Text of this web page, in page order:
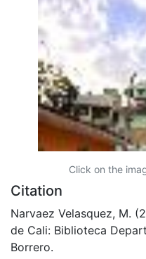
Click on the
Citation
Narvaez Velasquez, M.
de Cali: Biblioteca
Borrero.